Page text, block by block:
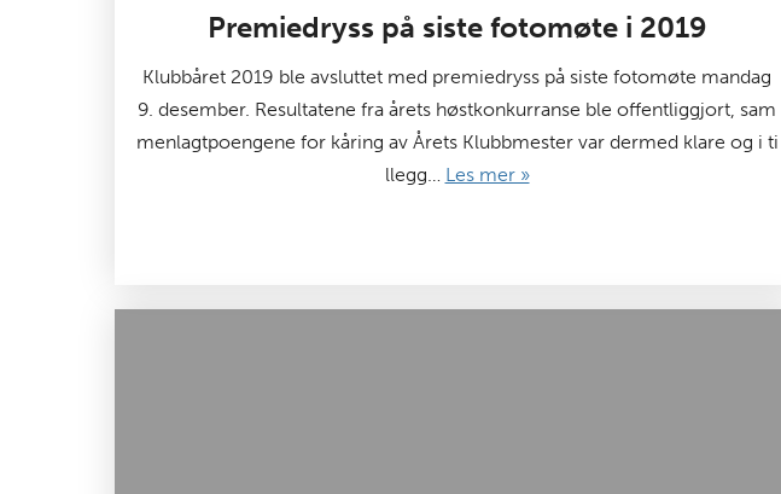
Premiedryss på siste fotomøte i 2019
Klubbåret 2019 ble avsluttet med premiedryss på siste fotomøte mandag
9. desember. Resultatene fra årets høstkonkurranse ble offentliggjort, sam
menlagtpoengene for kåring av Årets Klubbmester var dermed klare og i ti
llegg… Les mer »